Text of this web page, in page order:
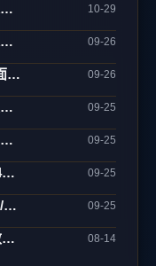
【KR】10/29 正服更新：未知的遭遇(3)-傲慢之塔/新武防/活动 10-29
【KR】10/01 正服更新：未知的遭遇(1)-制作/82-85变身/古巨墓/雾月岛 09-26
【KTS】08/21 测服更新：游戏介面翻新(宽萤幕)/强化特效/角色辅助 09-26
【KR】09/24 正服更新：变身速度新增85级 09-25
【KR】09/17 正服更新：殷海萨的祝福(更新) 09-25
【KR】09/03 正服更新：韩版2014中秋活动 09-25
【KR】08/20 正服更新：梦幻之岛/网咖相关 09-25
【KR】08/13 正服更新：NPC特效变更/网咖活动 08-14